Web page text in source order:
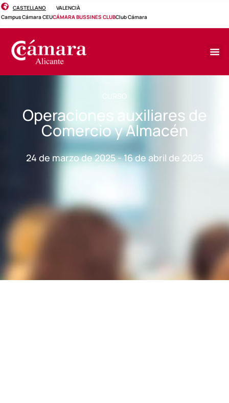
CASTELLANO
VALENCIÀ
Campus Cámara CEUCÁMARA BUSSINES CLUBClub Cámara
CURSO
Operaciones auxiliares de
Comercio y Almacén
24 de marzo de 2025 - 16 de abril de 2025